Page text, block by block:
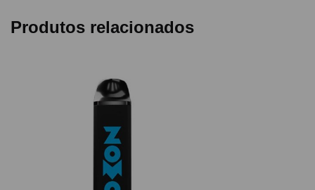
Produtos relacionados